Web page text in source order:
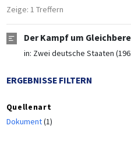
Zeige: 1 Treffern
Der Kampf um
in: Zwei deutsche Staaten
ERGEBNISSE FILTERN
Quellenart
Dokument(1)